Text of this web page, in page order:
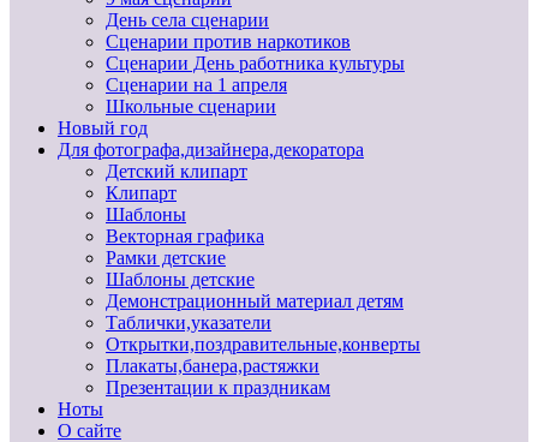
День села сценарии
Сценарии против наркотиков
Сценарии День работника культуры
Сценарии на 1 апреля
Школьные сценарии
Новый год
Для фотографа,дизайнера,декоратора
Детский клипарт
Клипарт
Шаблоны
Векторная графика
Рамки детские
Шаблоны детские
Демонстрационный материал детям
Таблички,указатели
Открытки,поздравительные,конверты
Плакаты,банера,растяжки
Презентации к праздникам
Ноты
О сайте